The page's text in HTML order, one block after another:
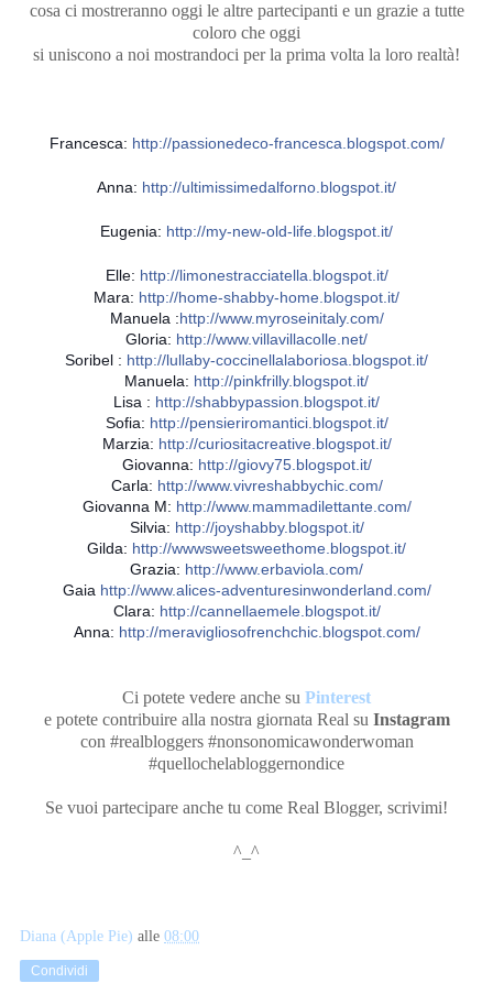
cosa ci mostreranno oggi le altre partecipanti e un grazie a tutte
coloro che oggi
si uniscono a noi mostrandoci per la prima volta la loro realtà!
Francesca: http://passionedeco-francesca.blogspot.com/
Anna: http://ultimissimedalforno.blogspot.it/
Eugenia: http://my-new-old-life.blogspot.it/
Elle: http://limonestracciatella.blogspot.it/
Mara: http://home-shabby-home.blogspot.it/
Manuela :http://www.myroseinitaly.com/
Gloria: http://www.villavillacolle.net/
Soribel : http://lullaby-coccinellalaboriosa.blogspot.it/
Manuela: http://pinkfrilly.blogspot.it/
Lisa : http://shabbypassion.blogspot.it/
Sofia: http://pensieriromantici.blogspot.it/
Marzia: http://curiositacreative.blogspot.it/
Giovanna: http://giovy75.blogspot.it/
Carla: http://www.vivreshabbychic.com/
Giovanna M: http://www.mammadilettante.com/
Silvia: http://joyshabby.blogspot.it/
Gilda: http://wwwsweetsweethome.blogspot.it/
Grazia: http://www.erbaviola.com/
Gaia http://www.alices-adventuresinwonderland.com/
Clara: http://cannellaemele.blogspot.it/
Anna: http://meravigliosofrenchchic.blogspot.com/
Ci potete vedere anche su Pinterest
e potete contribuire alla nostra giornata Real su Instagram
con #realbloggers #nonsonomicawonderwoman
#quellochelabloggernondice
Se vuoi partecipare anche tu come Real Blogger, scrivimi!
^_^
Diana (Apple Pie) alle 08:00
Condividi